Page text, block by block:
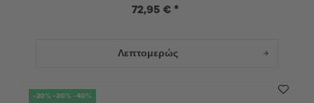
72,95 € *
Λεπτομερώς
-20% -30% -40%